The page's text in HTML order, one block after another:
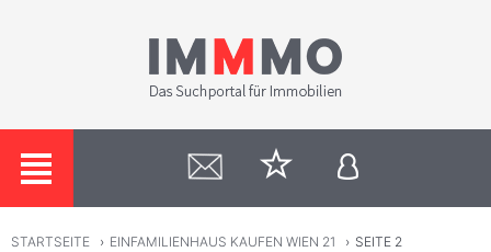
STARTSEITE › EINFAMILIENHAUS KAUFEN WIEN 21 › SEITE 2